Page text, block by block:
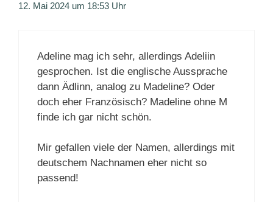
12. Mai 2024 um 18:53 Uhr
Adeline mag ich sehr, allerdings Adeliin
gesprochen. Ist die englische Aussprache
dann Ädlinn, analog zu Madeline? Oder
doch eher Französisch? Madeline ohne M
finde ich gar nicht schön.
Mir gefallen viele der Namen, allerdings mit
deutschem Nachnamen eher nicht so
passend!